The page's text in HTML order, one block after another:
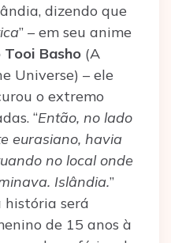
dizendo que
” – em seu anime
Basho (A
Universe) – ele
o extremo
“Então, no lado
eurasiano, havia
no local onde
Islândia.”
história será
de 15 anos à